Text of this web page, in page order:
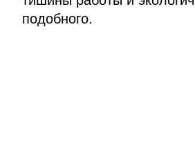
подобного.